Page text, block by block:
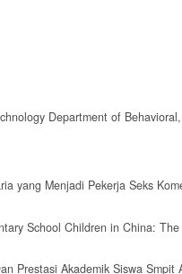
Department of Behavioral,
yang Menjadi Pekerja Seks
School Children in China: The
Prestasi Akademik Siswa Smpit